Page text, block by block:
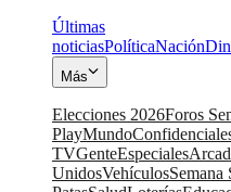
Últimas
noticiasPolíticaNación
Más
Elecciones 2026Foros
PlayMundo
TVGenteEspeciales
UnidosVehículosSemana